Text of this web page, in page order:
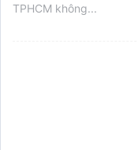
TPHCM không...